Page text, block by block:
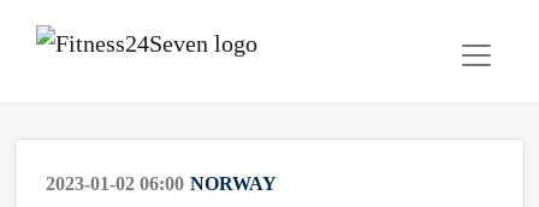
2023-01-02 06:00 NORWAY